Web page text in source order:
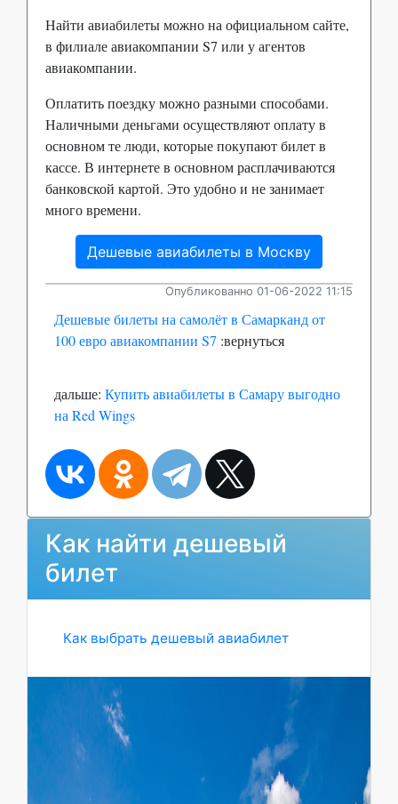
Найти авиабилеты можно на официальном сайте,
в филиале авиакомпании S7 или у агентов
авиакомпании.
Оплатить поездку можно разными способами.
Наличными деньгами осуществляют оплату в
основном те люди, которые покупают билет в
кассе. В интернете в основном расплачиваются
банковской картой. Это удобно и не занимает
много времени.
Дешевые авиабилеты в Москву
Опубликованно 01-06-2022 11:15
Дешевые билеты на самолёт в Самарканд от
100 евро авиакомпании S7 :вернуться
дальше: Купить авиабилеты в Самару выгодно
на Red Wings
Как найти дешевый
билет
Как выбрать дешевый авиабилет